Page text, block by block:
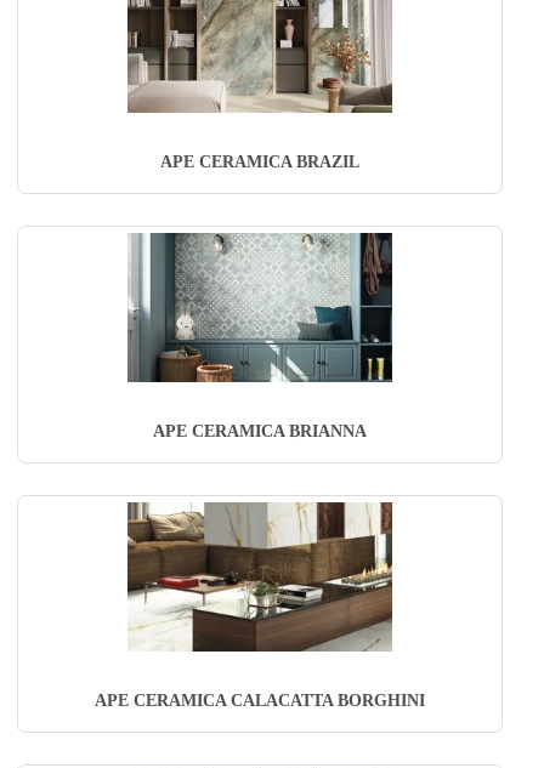
APE CERAMICA BRAZIL
APE CERAMICA BRIANNA
APE CERAMICA CALACATTA BORGHINI